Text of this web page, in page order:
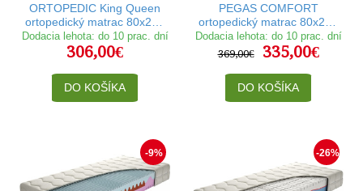
ORTOPEDIC King Queen
ortopedický matrac 80x200
cm
Dodacia lehota: do 10 prac. dní
306,00€
DO KOŠÍKA
PEGAS COMFORT
ortopedický matrac 80x200
cm
Dodacia lehota: do 10 prac. dní
369,00€
335,00€
DO KOŠÍKA
-9% -26%